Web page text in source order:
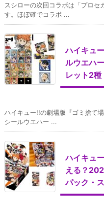
スシローの次回コラボは「プロセ
す。ほぼ確でコラボ ...
ハイキュ
ルウエハ
レット2種
ハイキュー!!の劇場版『ゴミ捨て
シールウエハー ...
ハイキュ
える？
パック・